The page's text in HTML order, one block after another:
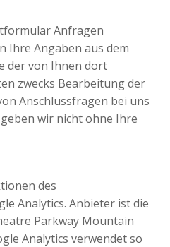
Anfragen
Ihre Angaben aus dem
der von Ihnen dort
zwecks Bearbeitung der
Anschlussfragen bei uns
wir nicht ohne Ihre
des
Analytics. Anbieter ist die
Parkway Mountain
Analytics verwendet so